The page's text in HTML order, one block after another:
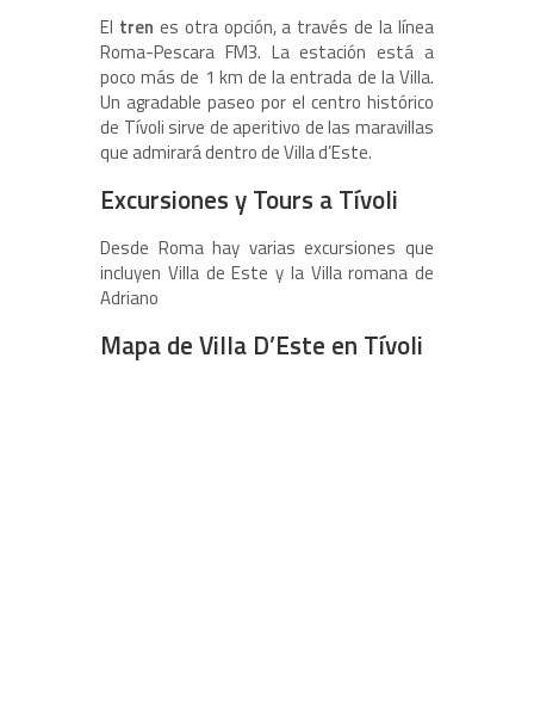
El tren es otra opción, a través de la línea
Roma-Pescara FM3. La estación está a
poco más de 1 km de la entrada de la Villa.
Un agradable paseo por el centro histórico
de Tívoli sirve de aperitivo de las maravillas
que admirará dentro de Villa d’Este.
Excursiones y Tours a Tívoli
Desde Roma hay varias excursiones que
incluyen Villa de Este y la Villa romana de
Adriano
Mapa de Villa D’Este en Tívoli